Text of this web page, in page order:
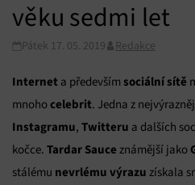
věku sedmi let
Pátek 17. 05. 2019 Redakce
Internet a především sociální sítě
mnohocelebrit. Jedna z
Instagramu, Twitteru a dalších
kočce. Tardar Sauce známější jako
stálému nevrlému výrazu získala